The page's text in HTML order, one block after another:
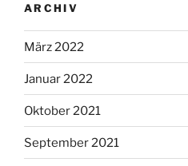
ARCHIV
März 2022
Januar 2022
Oktober 2021
September 2021